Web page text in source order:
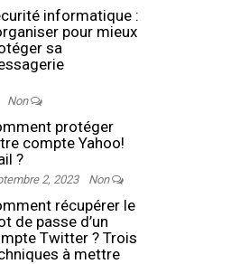
informatique :
pour mieux
sa
Non
protéger
compte Yahoo!
?
2, 2023 Non
récupérer le
de passe d’un
Twitter ? Trois
à mettre